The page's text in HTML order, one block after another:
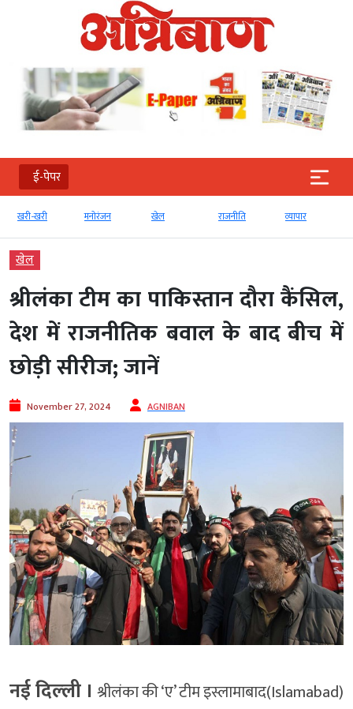
ई-पेपर
खरी-खरी मनोरंजन खेल राजनीति व्‍यापार
खेल
श्रीलंका टीम का पाकिस्तान दौरा कैंसिल,
देश में राजनीतिक बवाल के बाद बीच में
छोड़ी सीरीज; जानें
November 27, 2024 AGNIBAN
नई दिल्‍ली । श्रीलंका की ‘ए’ टीम इस्लामाबाद(Islamabad)